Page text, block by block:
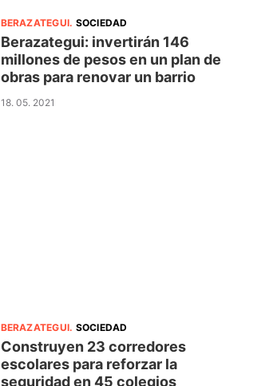
BERAZATEGUI. SOCIEDAD
Berazategui: invertirán 146
millones de pesos en un plan de
obras para renovar un barrio
18. 05. 2021
BERAZATEGUI. SOCIEDAD
Construyen 23 corredores
escolares para reforzar la
seguridad en 45 colegios